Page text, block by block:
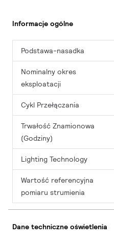
Informacje ogólne
Podstawa-nasadka
Nominalny okres
eksploatacji
Cykl Przełączania
Trwałość Znamionowa
(Godziny)
Lighting Technology
Wartość referencyjna
pomiaru strumienia
Dane techniczne oświetlenia